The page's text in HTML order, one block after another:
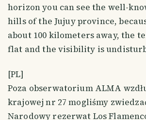
horizon you can see the well-
hills of the Jujuy province,
about 100 kilometers away, the
flat and the visibility is
[PL]
Poza obserwatorium ALMA
krajowej nr 27 mogliśmy
Narodowy rezerwat Los